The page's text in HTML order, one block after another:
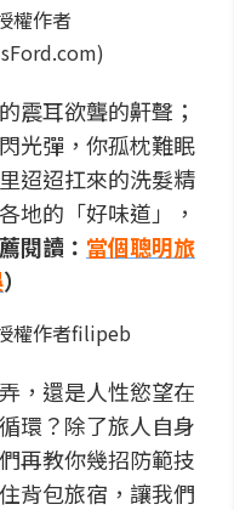
權作者
震耳欲聾的鼾聲；
光彈，你孤枕難眠
迢迢扛來的洗髮精
地的「好味道」，
閱讀： 當個聰明旅
）
權作者filipeb
，還是人性慾望在
環？除了旅人自身
再教你幾招防範技
背包旅宿，讓我們